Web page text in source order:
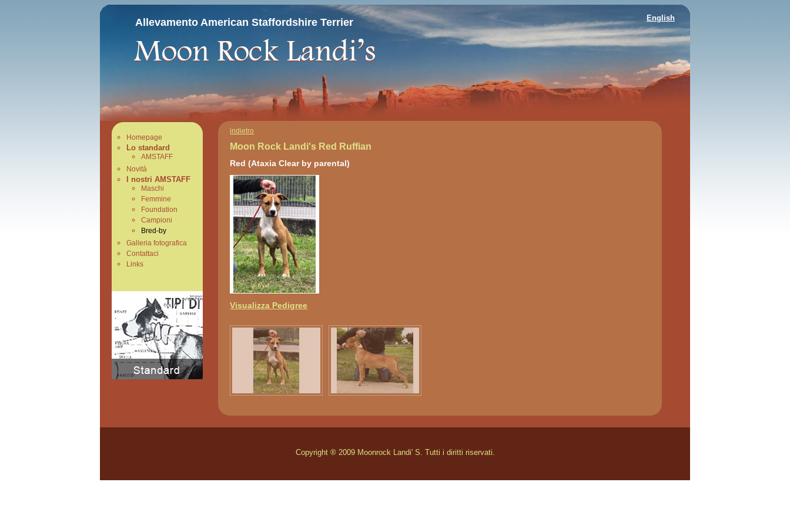
Allevamento American Staffordshire Terrier
Homepage
Lo standard
AMSTAFF
Novità
I nostri AMSTAFF
Maschi
Femmine
Foundation
Campioni
Bred-by
Galleria fotografica
Contattaci
Links
English
indietro
Moon Rock Landi's Red Ruffian
Red (Ataxia Clear by parental)
Visualizza Pedigree
Copyright ® 2009 Moonrock Landi' S. Tutti i diritti riservati.